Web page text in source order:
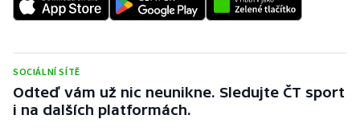
SOCIÁLNÍ SÍTĚ
Odteď vám už nic neunikne. Sledujte ČT sport
i na dalších platformách.